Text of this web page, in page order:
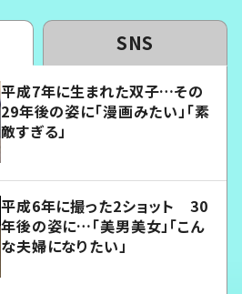
SNS
平成7年に生まれた双子…その
29年後の姿に「漫画みたい」「素
敵すぎる」
平成6年に撮った2ショット 30
年後の姿に…「美男美女」「こん
な夫婦になりたい」